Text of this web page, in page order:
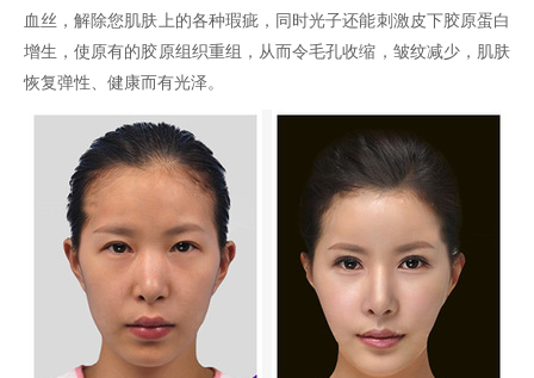
血丝，解除您肌肤上的各种瑕疵，同时光子还能刺激皮下胶原蛋白
增生，使原有的胶原组织重组，从而令毛孔收缩，皱纹减少，肌肤
恢复弹性、健康而有光泽。